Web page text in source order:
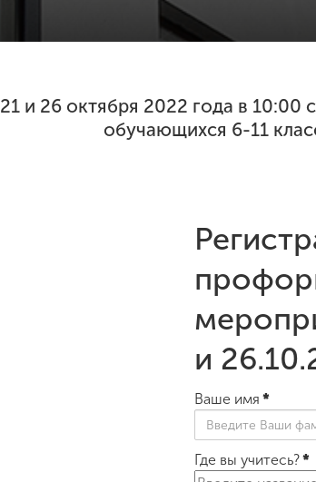
21 и 26 октября 2022 года в
обучающихся 6-11
и
Ваше имя *
Где вы учитесь?*